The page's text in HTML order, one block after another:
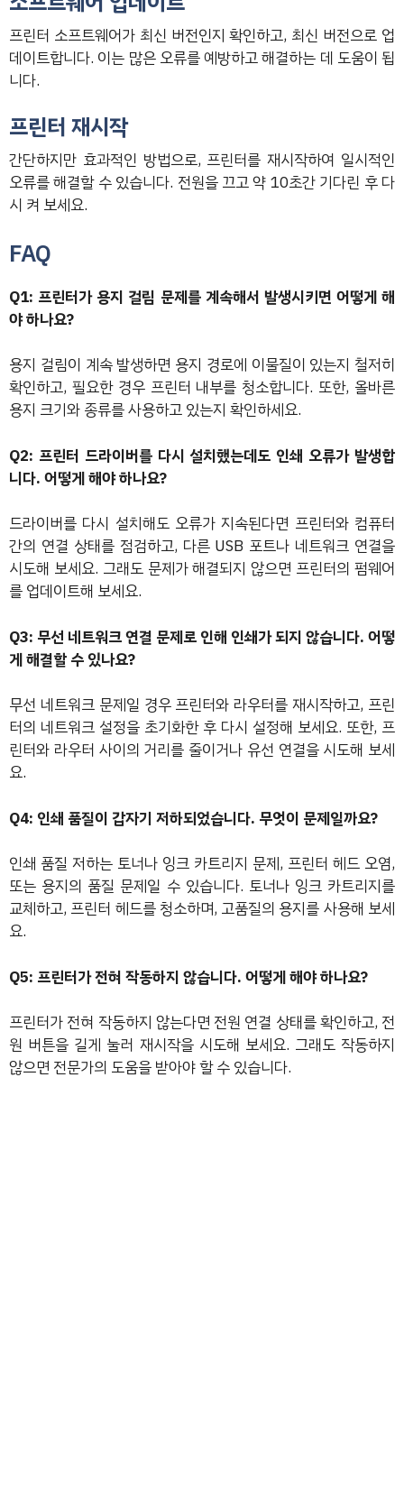
프린터 소프트웨어가 최신 버전인지 확인하고, 최신 버전으로 업
데이트합니다. 이는 많은 오류를 예방하고 해결하는 데 도움이 됩
니다.
프린터 재시작
간단하지만 효과적인 방법으로, 프린터를 재시작하여 일시적인
오류를 해결할 수 있습니다. 전원을 끄고 약 10초간 기다린 후 다
시 켜 보세요.
FAQ
Q1: 프린터가 용지 걸림 문제를 계속해서 발생시키면 어떻게 해
야 하나요?
용지 걸림이 계속 발생하면 용지 경로에 이물질이 있는지 철저히
확인하고, 필요한 경우 프린터 내부를 청소합니다. 또한, 올바른
용지 크기와 종류를 사용하고 있는지 확인하세요.
Q2: 프린터 드라이버를 다시 설치했는데도 인쇄 오류가 발생합
니다. 어떻게 해야 하나요?
드라이버를 다시 설치해도 오류가 지속된다면 프린터와 컴퓨터
간의 연결 상태를 점검하고, 다른 USB 포트나 네트워크 연결을
시도해 보세요. 그래도 문제가 해결되지 않으면 프린터의 펌웨어
를 업데이트해 보세요.
Q3: 무선 네트워크 연결 문제로 인해 인쇄가 되지 않습니다. 어떻
게 해결할 수 있나요?
무선 네트워크 문제일 경우 프린터와 라우터를 재시작하고, 프린
터의 네트워크 설정을 초기화한 후 다시 설정해 보세요. 또한, 프
린터와 라우터 사이의 거리를 줄이거나 유선 연결을 시도해 보세
요.
Q4: 인쇄 품질이 갑자기 저하되었습니다. 무엇이 문제일까요?
인쇄 품질 저하는 토너나 잉크 카트리지 문제, 프린터 헤드 오염,
또는 용지의 품질 문제일 수 있습니다. 토너나 잉크 카트리지를
교체하고, 프린터 헤드를 청소하며, 고품질의 용지를 사용해 보세
요.
Q5: 프린터가 전혀 작동하지 않습니다. 어떻게 해야 하나요?
프린터가 전혀 작동하지 않는다면 전원 연결 상태를 확인하고, 전
원 버튼을 길게 눌러 재시작을 시도해 보세요. 그래도 작동하지
않으면 전문가의 도움을 받아야 할 수 있습니다.